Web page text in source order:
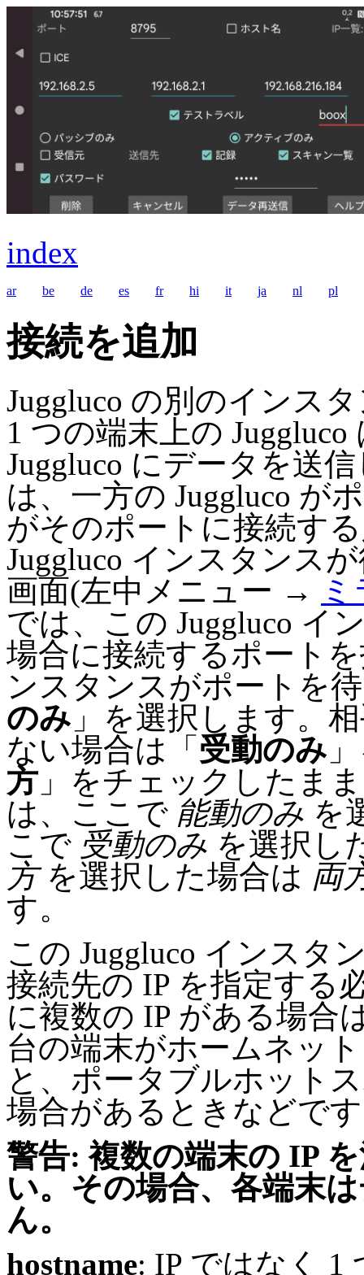
index
ar be de es fr hi it ja nl pl
接続を追加
Juggluco の別のインス
1 つの端末上の
Juggluco にデータを送
は、一方の Juggluco が
がそのポートに接続す
Juggluco インスタンス
画面(左中メニュー →
では、この Juggluco イ
場合に接続するポート
ンスタンスがポートを
のみ 」を選択します。
ない場合は「 受動のみ
方 」をチェックしたま
は、ここで 能動のみ を
こで 受動のみ を選択し
方を選択した場合は 両
す。
この Juggluco インスタ
接続先の IP を指定する
に複数の IP がある場合
台の端末がホームネッ
と、ポータブルホット
場合があるときなどで
警告: 複数の端末の IP
い。その場合、各端末
ん。
hostname: IP ではなく 1